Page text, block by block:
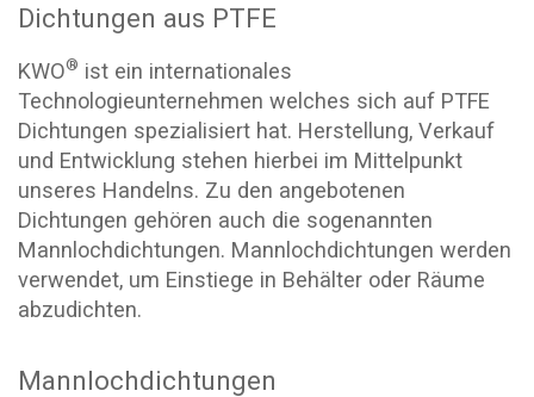
Dichtungen aus PTFE
KWO® ist ein internationales
Technologieunternehmen welches sich auf PTFE
Dichtungen spezialisiert hat. Herstellung, Verkauf
und Entwicklung stehen hierbei im Mittelpunkt
unseres Handelns. Zu den angebotenen
Dichtungen gehören auch die sogenannten
Mannlochdichtungen. Mannlochdichtungen werden
verwendet, um Einstiege in Behälter oder Räume
abzudichten.
Mannlochdichtungen